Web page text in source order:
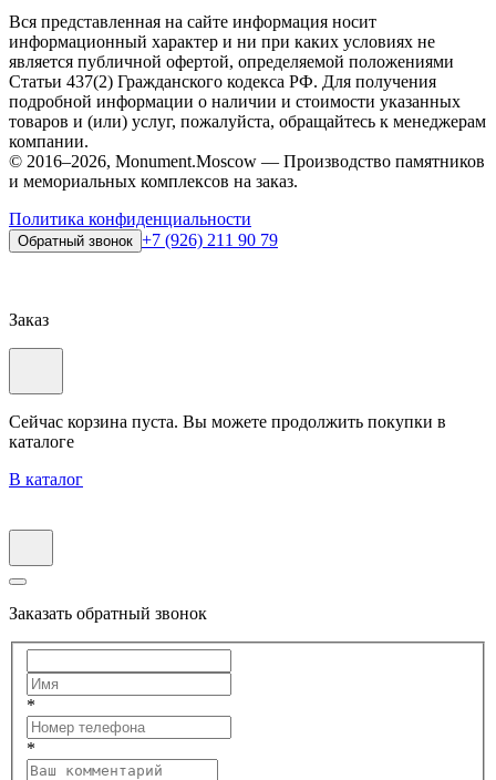
Вся представленная на сайте информация носит
информационный характер и ни при каких условиях не
является публичной офертой, определяемой положениями
Статьи 437(2) Гражданского кодекса РФ. Для получения
подробной информации о наличии и стоимости указанных
товаров и (или) услуг, пожалуйста, обращайтесь к менеджерам
компании.
© 2016–2026, Monument.Moscow — Производство памятников
и мемориальных комплексов на заказ.
Политика конфиденциальности
Обратный звонок +7 (926) 211 90 79
Заказ
Сейчас корзина пуста. Вы можете продолжить покупки в
каталоге
В каталог
Заказать обратный звонок
*
*